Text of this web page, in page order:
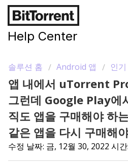
Help Center
솔루션 홈 Android 앱 인기
앱 내에서 uTorrent
그런데 Google Play에
직도 앱을 구매해야 하
같은 앱을 다시 구매해
수정 날짜: 금, 12월 30, 2022 시